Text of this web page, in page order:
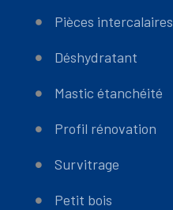
Pièces intercalaires
Déshydratant
Mastic étanchéité
Profil rénovation
Survitrage
Petit bois